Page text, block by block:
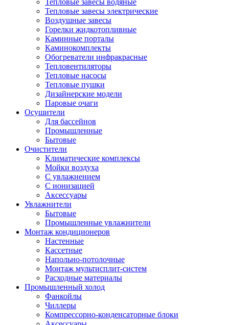
Тепловые завесы водяные
Тепловые завесы электрические
Воздушные завесы
Горелки жидкотопливные
Каминные порталы
Каминокомплекты
Обогреватели инфракрасные
Тепловентиляторы
Тепловые насосы
Тепловые пушки
Дизайнерские модели
Паровые очаги
Осушители
Для бассейнов
Промышленные
Бытовые
Очистители
Климатические комплексы
Мойки воздуха
С увлажнением
С ионизацией
Аксеcсуары
Увлажнители
Бытовые
Промышленные увлажнители
Монтаж кондиционеров
Настенные
Кассетные
Напольно-потолочные
Монтаж мультисплит-систем
Расходные материалы
Промышленный холод
Фанкойлы
Чиллеры
Компрессорно-конденсаторные блоки